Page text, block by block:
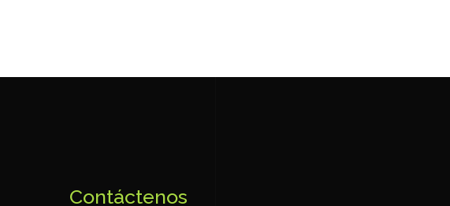
Contáctenos